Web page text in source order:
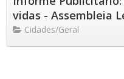
vidas - Assembleia
Cidades/Geral